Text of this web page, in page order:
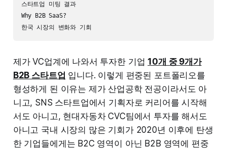
스타트업 미팅 결과
Why B2B SaaS?
제가 VC업계에 나와서 투자한 기업 10개 중 9개가
B2B 스타트업 입니다. 이렇게 편중된 포트폴리오를
형성하게 된 이유는 제가 산업공학 전공이라서도 아
니고, SNS 스타트업에서 기획자로 커리어를 시작해
서도 아니고, 현대자동차 CVC팀에서 투자를 해서도
아니고 국내 시장의 많은 기회가 2020년 이후에 탄생
한 기업들에게는 B2C 영역이 아닌 B2B 영역에 편중